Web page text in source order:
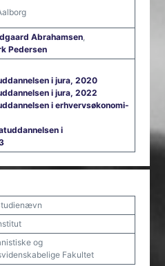
Abrahamsen,
Pedersen
i jura, 2020
i jura, 2022
i erhvervsøkonomi-
i
og
Fakultet